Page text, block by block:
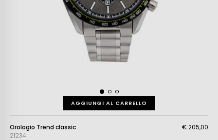
AGGIUNGI AL CARRELLO
Orologio Trend classic
21234
€ 205,00